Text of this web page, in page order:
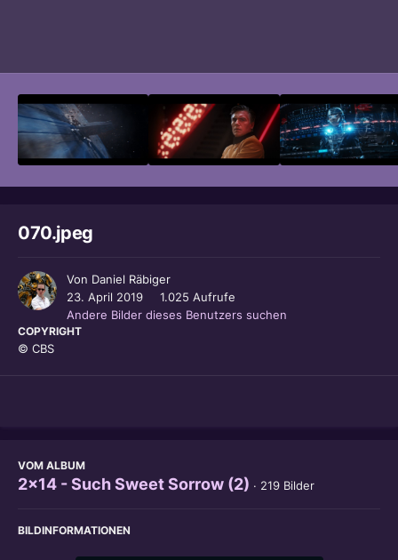
070.jpeg
Von Daniel Räbiger
23. April 2019
1.025 Aufrufe
Andere Bilder dieses Benutzers suchen
COPYRIGHT
© CBS
VOM ALBUM
2x14 - Such Sweet Sorrow (2) · 219 Bilder
BILDINFORMATIONEN